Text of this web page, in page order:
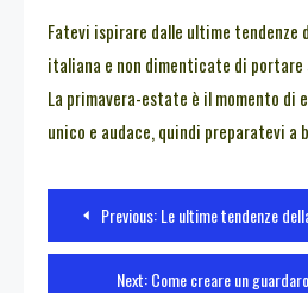
Fatevi ispirare dalle ultime tendenze
italiana e non dimenticate di portare
La primavera-estate è il momento di
unico e audace, quindi preparatevi a
Navigazione
articoli
Previous:Le ultime tendenze
Next:Come creare un